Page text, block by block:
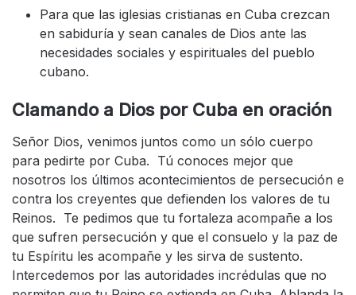
Para que las iglesias cristianas en Cuba crezcan
en sabiduría y sean canales de Dios ante las
necesidades sociales y espirituales del pueblo
cubano.
Clamando a Dios por Cuba en oración
Señor Dios, venimos juntos como un sólo cuerpo
para pedirte por Cuba. Tú conoces mejor que
nosotros los últimos acontecimientos de persecución e
contra los creyentes que defienden los valores de tu
Reinos. Te pedimos que tu fortaleza acompañe a los
que sufren persecución y que el consuelo y la paz de
tu Espíritu les acompañe y les sirva de sustento.
Intercedemos por las autoridades incrédulas que no